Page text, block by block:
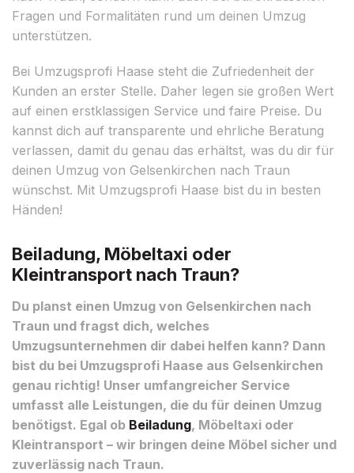
Fragen und Formalitäten rund um deinen Umzug
unterstützen.
Bei Umzugsprofi Haase steht die Zufriedenheit der
Kunden an erster Stelle. Daher legen sie großen Wert
auf einen erstklassigen Service und faire Preise. Du
kannst dich auf transparente und ehrliche Beratung
verlassen, damit du genau das erhältst, was du dir für
deinen Umzug von Gelsenkirchen nach Traun
wünschst. Mit Umzugsprofi Haase bist du in besten
Händen!
Beiladung, Möbeltaxi oder
Kleintransport nach Traun?
Du planst einen Umzug von Gelsenkirchen nach
Traun und fragst dich, welches
Umzugsunternehmen dir dabei helfen kann? Dann
bist du bei Umzugsprofi Haase aus Gelsenkirchen
genau richtig! Unser umfangreicher Service
umfasst alle Leistungen, die du für deinen Umzug
benötigst. Egal ob Beiladung, Möbeltaxi oder
Kleintransport – wir bringen deine Möbel sicher und
zuverlässig nach Traun.